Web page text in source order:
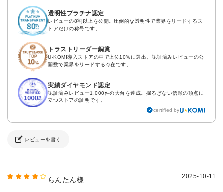
透明性プラチナ認定
レビューの8割以上を公開。圧倒的な透明性で業界をリードするス
トアだけの称号です。
トラストリーダー銅賞
U-KOMI導入ストアの中で上位10%に選出。認証済みレビューの公
開数で業界をリードする存在です。
実績ダイヤモンド認定
認証済みレビュー1,000件の大台を達成。揺るぎない信頼の頂点に
立つストアの証明です。
certified by
レビューを書く
らんたん様 2025-10-11